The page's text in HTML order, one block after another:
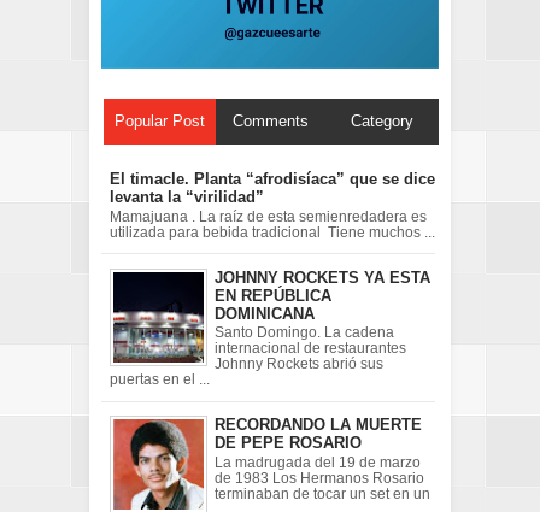
Popular Post Comments Category
El timacle. Planta “afrodisíaca” que se dice
levanta la “virilidad”
Mamajuana . La raíz de esta semienredadera es
utilizada para bebida tradicional Tiene muchos ...
JOHNNY ROCKETS YA ESTA
EN REPÚBLICA
DOMINICANA
Santo Domingo. La cadena
internacional de restaurantes
Johnny Rockets abrió sus
puertas en el ...
RECORDANDO LA MUERTE
DE PEPE ROSARIO
La madrugada del 19 de marzo
de 1983 Los Hermanos Rosario
terminaban de tocar un set en un